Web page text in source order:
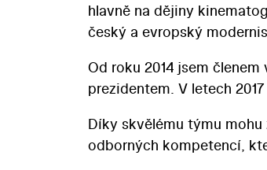
hlavně na dějiny
český a evropský
Od roku 2014 jsem
prezidentem. V letech
Díky skvělému týmu
odborných kompetencí,